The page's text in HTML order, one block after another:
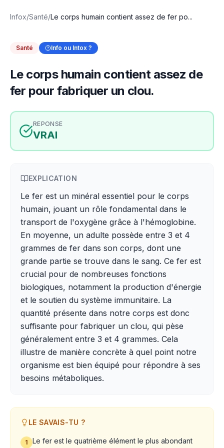
Infox/Santé/Le corps humain contient assez de fer po...
Santé Info ou Intox ?
Le corps humain contient assez de
fer pour fabriquer un clou.
REPONSE
VRAI
EXPLICATION
Le fer est un minéral essentiel pour le corps
humain, jouant un rôle fondamental dans le
transport de l'oxygène grâce à l'hémoglobine.
En moyenne, un adulte possède entre 3 et 4
grammes de fer dans son corps, dont une
grande partie se trouve dans le sang. Ce fer est
crucial pour de nombreuses fonctions
biologiques, notamment la production d'énergie
et le soutien du système immunitaire. La
quantité présente dans notre corps est donc
suffisante pour fabriquer un clou, qui pèse
généralement entre 3 et 4 grammes. Cela
illustre de manière concrète à quel point notre
organisme est bien équipé pour répondre à ses
besoins métaboliques.
LE SAVAIS-TU ?
1
Le fer est le quatrième élément le plus abondant